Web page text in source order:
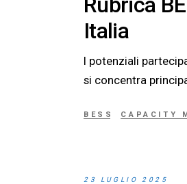
Italia
I potenziali
si concentra
BESS CAPACITY
23 LUGLIO 2025